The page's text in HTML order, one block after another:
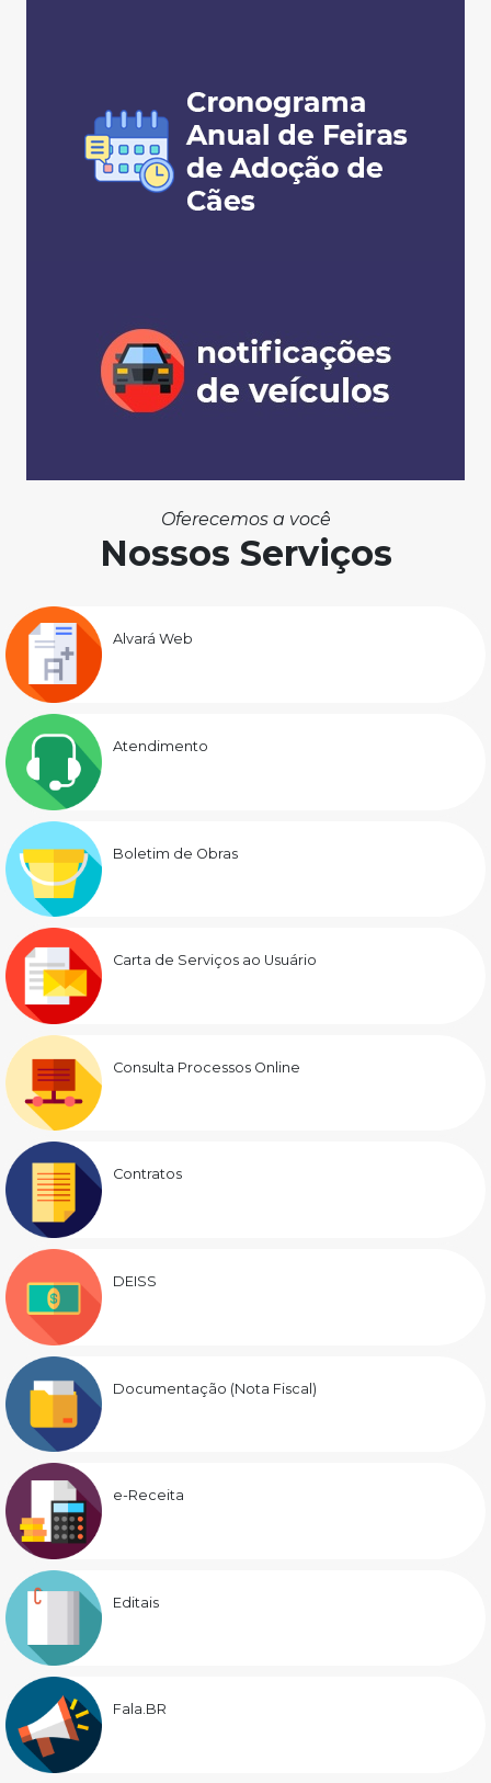
Oferecemos a você
Nossos Serviços
Alvará Web
Atendimento
Boletim de Obras
Carta de Serviços ao Usuário
Consulta Processos Online
Contratos
DEISS
Documentação (Nota Fiscal)
e-Receita
Editais
Fala.BR